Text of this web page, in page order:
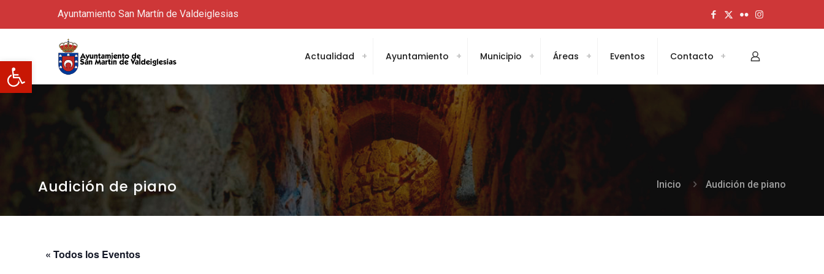
Abrir barra de herramientas
Ayuntamiento San Martín de Valdeiglesias
Actualidad Ayuntamiento Municipio Áreas Eventos Contacto
Audición de piano Inicio Audición de piano
« Todos los Eventos